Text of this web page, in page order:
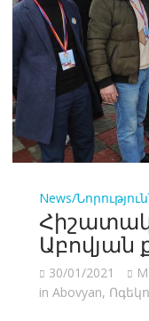
News/
Աբովյան
30/01/2021
in Abovyan,